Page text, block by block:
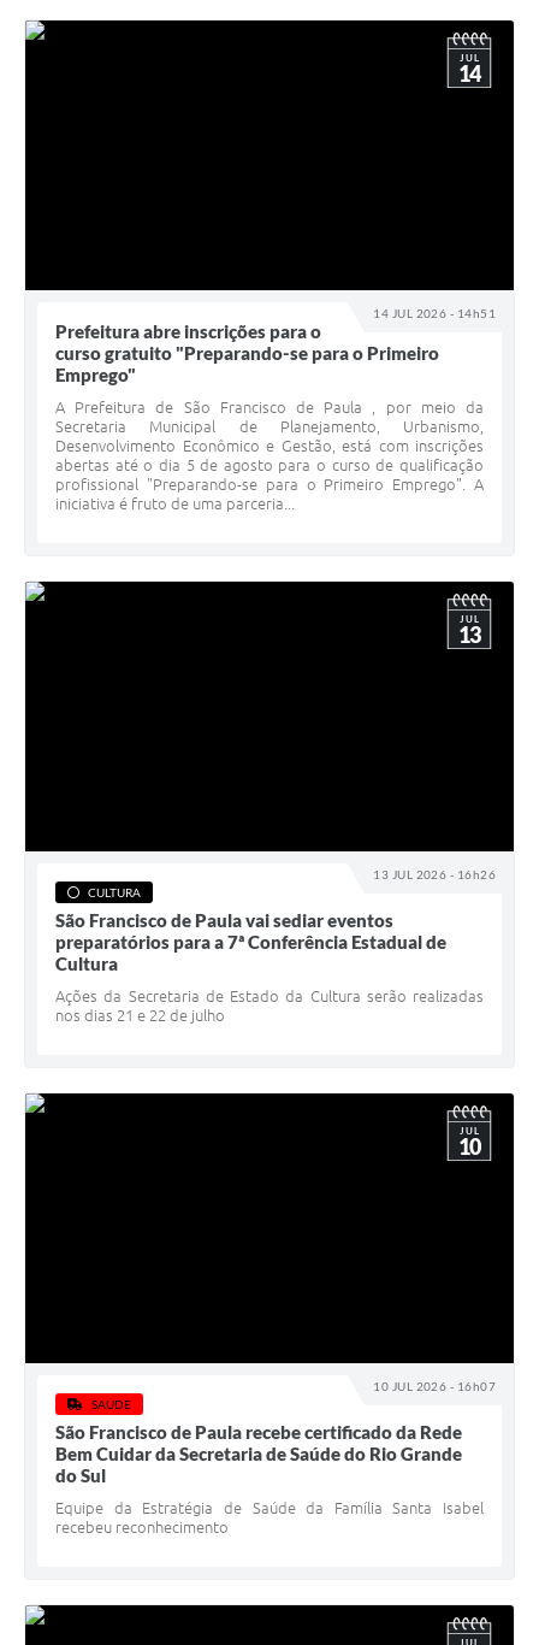
14 JUL 2026 - 14h51
JUL
14
Prefeitura abre inscrições para o
curso gratuito "Preparando-se para o Primeiro
Emprego"
A Prefeitura de São Francisco de Paula , por meio da
Secretaria Municipal de Planejamento, Urbanismo,
Desenvolvimento Econômico e Gestão, está com inscrições
abertas até o dia 5 de agosto para o curso de qualificação
profissional "Preparando-se para o Primeiro Emprego". A
iniciativa é fruto de uma parceria...
13 JUL 2026 - 16h26
JUL
13
CULTURA
São Francisco de Paula vai sediar eventos
preparatórios para a 7ª Conferência Estadual de
Cultura
Ações da Secretaria de Estado da Cultura serão realizadas
nos dias 21 e 22 de julho
10 JUL 2026 - 16h07
JUL
10
SAÚDE
São Francisco de Paula recebe certificado da Rede
Bem Cuidar da Secretaria de Saúde do Rio Grande
do Sul
Equipe da Estratégia de Saúde da Família Santa Isabel
recebeu reconhecimento